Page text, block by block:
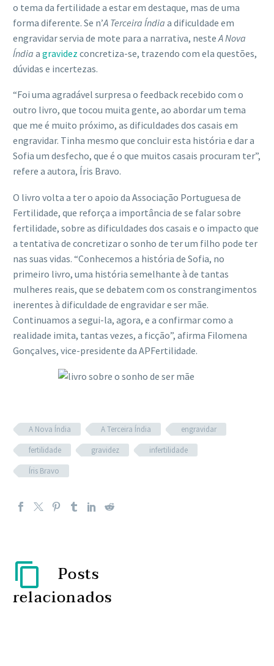
o tema da fertilidade a estar em destaque, mas de uma
forma diferente. Se n’A Terceira Índia a dificuldade em
engravidar servia de mote para a narrativa, neste A Nova
Índia a gravidez concretiza-se, trazendo com ela questões,
dúvidas e incertezas.
“Foi uma agradável surpresa o feedback recebido com o
outro livro, que tocou muita gente, ao abordar um tema
que me é muito próximo, as dificuldades dos casais em
engravidar. Tinha mesmo que concluir esta história e dar a
Sofia um desfecho, que é o que muitos casais procuram ter”,
refere a autora, Íris Bravo.
O livro volta a ter o apoio da Associação Portuguesa de
Fertilidade, que reforça a importância de se falar sobre
fertilidade, sobre as dificuldades dos casais e o impacto que
a tentativa de concretizar o sonho de ter um filho pode ter
nas suas vidas. “Conhecemos a história de Sofia, no
primeiro livro, uma história semelhante à de tantas
mulheres reais, que se debatem com os constrangimentos
inerentes à dificuldade de engravidar e ser mãe.
Continuamos a segui-la, agora, e a confirmar como a
realidade imita, tantas vezes, a ficção”, afirma Filomena
Gonçalves, vice-presidente da APFertilidade.
A Nova Índia A Terceira Índia
engravidar
fertilidade
gravidez
infertilidade
Íris Bravo
Posts
relacionados